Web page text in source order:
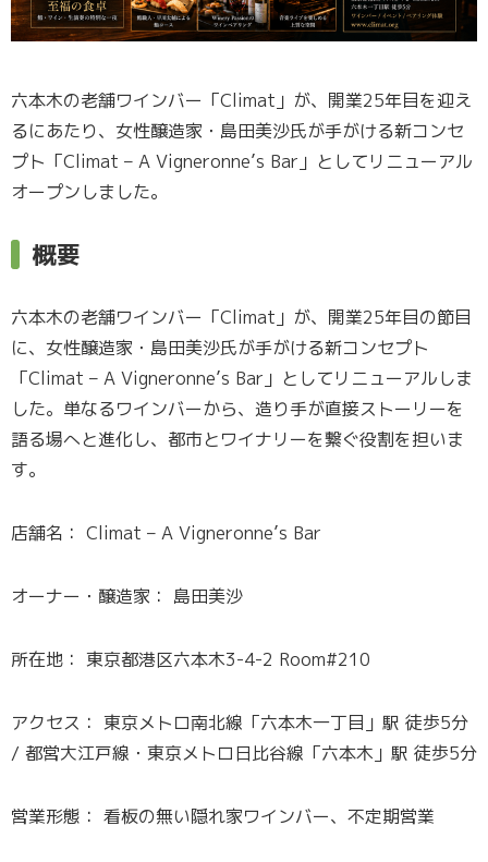
六本木の老舗ワインバー「Climat」が、開業25年目を迎え
るにあたり、女性醸造家・島田美沙氏が手がける新コンセ
プト「Climat – A Vigneronne’s Bar」としてリニューアル
オープンしました。
概要
六本木の老舗ワインバー「Climat」が、開業25年目の節目
に、女性醸造家・島田美沙氏が手がける新コンセプト
「Climat – A Vigneronne’s Bar」としてリニューアルしま
した。単なるワインバーから、造り手が直接ストーリーを
語る場へと進化し、都市とワイナリーを繋ぐ役割を担いま
す。
店舗名： Climat – A Vigneronne’s Bar
オーナー・醸造家： 島田美沙
所在地： 東京都港区六本木3-4-2 Room#210
アクセス： 東京メトロ南北線「六本木一丁目」駅 徒歩5分
/ 都営大江戸線・東京メトロ日比谷線「六本木」駅 徒歩5分
営業形態： 看板の無い隠れ家ワインバー、不定期営業